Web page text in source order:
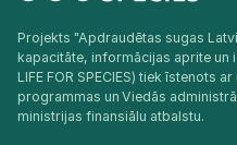
Projekts "Apdraudētas sugas
kapacitāte, informācijas aprite un
LIFE FOR SPECIES) tiek īstenots
programmas un Viedās
ministrijas finansiālu atbalstu.​